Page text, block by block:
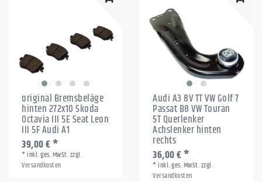
original Bremsbeläge
hinten 272x10 Skoda
Octavia III 5E Seat Leon
III 5F Audi A1
39,00 € *
*inkl. ges. MwSt.zzgl.
Versandkosten
Audi A3 8V TT VW Golf 7
Passat B8 VW Touran
5T Querlenker
Achslenker hinten
rechts
36,00 € *
*inkl. ges. MwSt.zzgl.
Versandkosten